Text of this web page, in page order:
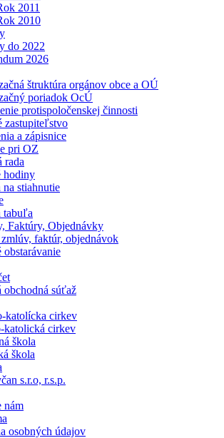
2011
2010
do 2022
2026
štruktúra orgánov obce a OÚ
poriadok OcÚ
protispoločenskej činnosti
zastupiteľstvo
a zápisnice
pri OZ
rada
hodiny
stiahnutie
tabuľa
Faktúry, Objednávky
faktúr, objednávok
obstarávanie
obchodná súťaž
katolícka cirkev
katolická cirkev
škola
škola
s.r.o, r.s.p.
nám
osobných údajov